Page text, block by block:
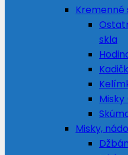
Kremenné
skla
Misky
Misky,